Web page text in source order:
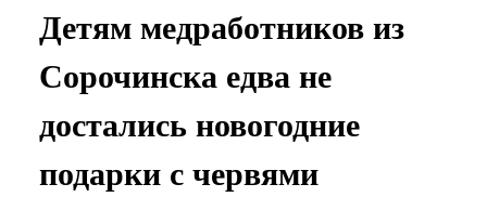
Детям медработников из
Сорочинска едва не
достались новогодние
подарки с червями